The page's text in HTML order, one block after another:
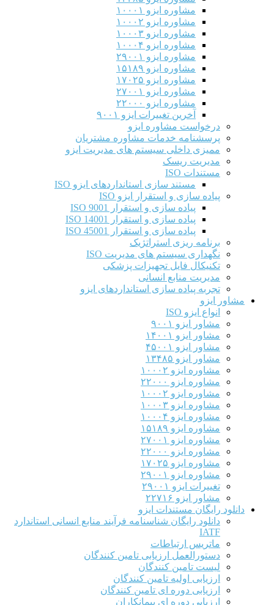
مشاوره ایزو ۱۰۰۰۱
مشاوره ایزو ۱۰۰۰۲
مشاوره ایزو ۱۰۰۰۳
مشاوره ایزو ۱۰۰۰۴
مشاوره ایزو ۲۹۰۰۱
مشاوره ایزو ۱۵۱۸۹
مشاوره ایزو ۱۷۰۲۵
مشاوره ایزو ۲۷۰۰۱
مشاوره ایزو ۲۲۰۰۰
آخرین تغییرات ایزو ۹۰۰۱
درخواست مشاوره ایزو
پرسشنامه خدمات مشاوره مشتریان
ممیزی داخلی سیستم های مدیریت ایزو
مدیریت ریسک
مستندات ISO
مستند سازی استانداردهای ایزو ISO
پیاده سازی و استقرار ایزو ISO
پیاده سازی و استقرار ISO 9001​
پیاده سازی و استقرار ISO 14001
پیاده سازی و استقرار ISO 45001
برنامه ریزی استراتژیک
نگهداری سیستم های مدیریت ISO
تکنیکال فایل تجهیزات پزشکی
مدیریت منابع انسانی
تجربه پیاده سازی استانداردهای ایزو
مشاور ایزو
انواع ایزو ISO
مشاور ایزو ۹۰۰۱
مشاور ایزو ۱۴۰۰۱
مشاور ایزو ۴۵۰۰۱
مشاور ایزو ۱۳۴۸۵
مشاوره ایزو ۱۰۰۰۲
مشاوره ایزو ۲۲۰۰۰
مشاوره ایزو ۱۰۰۰۲
مشاوره ایزو ۱۰۰۰۳
مشاوره ایزو ۱۰۰۰۴
مشاوره ایزو ۱۵۱۸۹
مشاوره ایزو ۲۷۰۰۱
مشاوره ایزو ۲۲۰۰۰
مشاوره ایزو ۱۷۰۲۵
مشاوره ایزو ۲۹۰۰۱
تغییرات ایزو ۲۹۰۰۱
مشاور ایزو ۲۲۷۱۶
دانلود رایگان مستندات ایزو
دانلود رایگان شناسنامه فرآیند منابع انسانی استاندارد
IATF
ماتریس ارتباطات
دستورالعمل ارزیابی تامین کنندگان
لیست تامین کنندگان
ارزیابی اولیه تامین کنندگان
ارزیابی دوره ای تامین کنندگان
ارزیابی دوره ای پیمانکاران